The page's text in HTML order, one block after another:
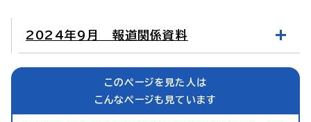
2024年9月 報道関係資料
このページを見た人は
こんなページも見ています